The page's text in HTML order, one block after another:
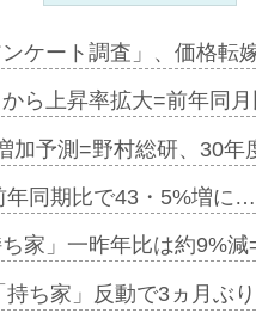
ケート調査」、価格転
ら上昇率拡大=前年同
加予測=野村総研、30年
年同期比で43・5%増に…
家」一昨年比は約9%
持ち家」反動で3ヵ月ぶ